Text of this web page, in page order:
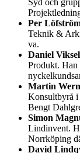
Per
Teknik &
va.
Daniel
Produkt. Han
Martin
Konsultbyrå i
Bengt
Simon
Lindinvent.
Norrköping
David